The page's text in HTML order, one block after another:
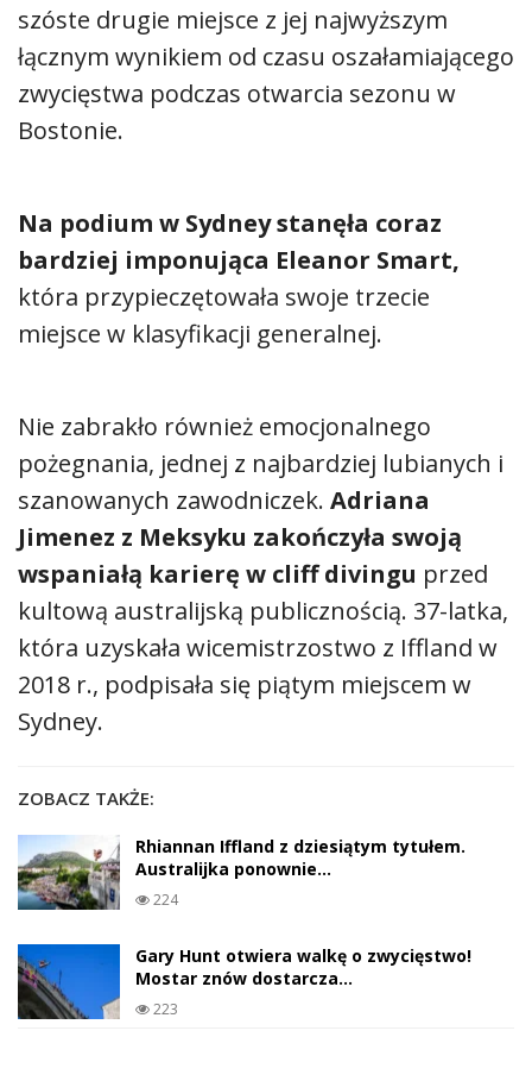
szóste drugie miejsce z jej najwyższym
łącznym wynikiem od czasu oszałamiającego
zwycięstwa podczas otwarcia sezonu w
Bostonie.
Na podium w Sydney stanęła coraz
bardziej imponująca Eleanor Smart,
która przypieczętowała swoje trzecie
miejsce w klasyfikacji generalnej.
Nie zabrakło również emocjonalnego
pożegnania, jednej z najbardziej lubianych i
szanowanych zawodniczek. Adriana
Jimenez z Meksyku zakończyła swoją
wspaniałą karierę w cliff divingu przed
kultową australijską publicznością. 37-latka,
która uzyskała wicemistrzostwo z Iffland w
2018 r., podpisała się piątym miejscem w
Sydney.
ZOBACZ TAKŻE:
Rhiannan Iffland z dziesiątym tytułem.
Australijka ponownie…
224
Gary Hunt otwiera walkę o zwycięstwo!
Mostar znów dostarcza…
223